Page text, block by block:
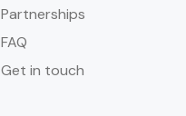
Partnerships
FAQ
Get in touch